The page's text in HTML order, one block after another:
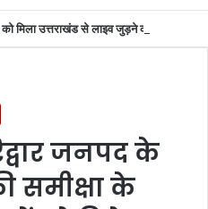
उत्तराखंड से लाइव जुड़ने का मौका
जनपद के
समीक्षा के